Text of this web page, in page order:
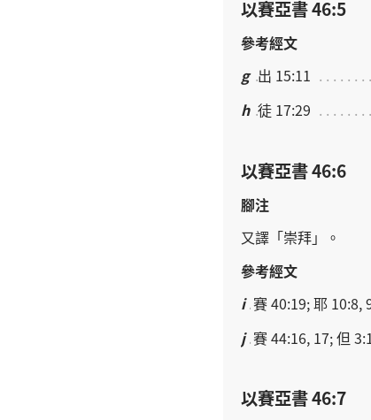
以賽亞書 46:5
參考經文
g 出 15:11
h 徒 17:29
以賽亞書 46:6
腳注
又譯 「崇拜」。
參考經文
i 賽 40:19; 耶 10:8,
j 賽 44:16, 17; 但
以賽亞書 46:7